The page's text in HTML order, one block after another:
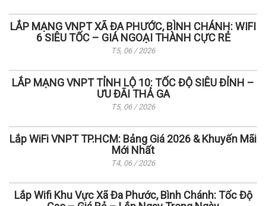
LẮP MẠNG VNPT XÃ ĐA PHƯỚC, BÌNH CHÁNH: WIFI
6 SIÊU TỐC – GIÁ NGOẠI THÀNH CỰC RẺ
T5, 06 / 2026
LẮP MẠNG VNPT TỈNH LỘ 10: TỐC ĐỘ SIÊU ĐỈNH –
ƯU ĐÃI THẢ GA
T5, 06 / 2026
Lắp WiFi VNPT TP.HCM: Bảng Giá 2026 & Khuyến Mãi
Mới Nhất
T4, 06 / 2026
Lắp Wifi Khu Vực Xã Đa Phước, Bình Chánh: Tốc Độ